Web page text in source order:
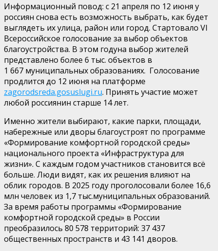
Информационный повод: с 21 апреля по 12 июня у
россиян снова есть возможность выбрать, как будет
выглядеть их улица, район или город. Стартовало VI
Всероссийское голосование за выбор объектов
благоустройства. В этом годуна выбор жителей
представлено более 6 тыс. объектов в
1 667 муниципальныхобразованиях. Голосование
продлится до 12 июня на платформе
zagorodsreda.gosuslugi.ru. Принять участие может
любой россиянин старше 14 лет.
Именно жители выбирают, какие парки, площади,
набережные или дворы благоустроят по программе
«Формирование комфортной городской среды»
национального проекта «Инфраструктура для
жизни». С каждым годом участников становится всё
больше. Люди видят, как их решения влияют на
облик городов. В 2025 году проголосовали более 16,6
млн человек из 1,7 тыс.муниципальных образований.
За время работы программы «Формирование
комфортной городской среды» в России
преобразилось 80 578 территорий: 37 437
общественных пространств и 43 141 дворов.